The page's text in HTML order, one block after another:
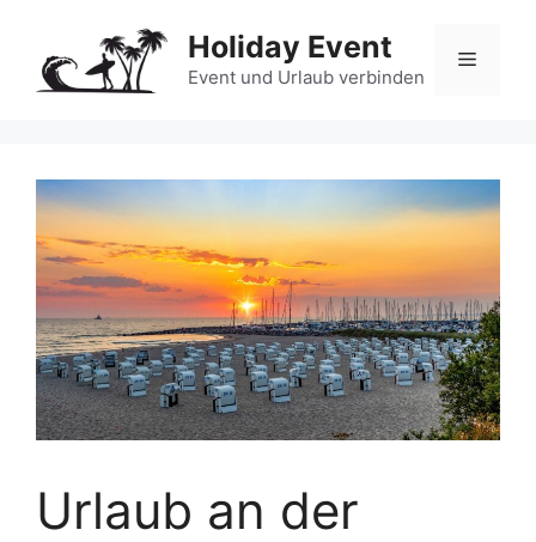
springen
Holiday Event
Event und Urlaub verbinden
Menü
Urlaub an der